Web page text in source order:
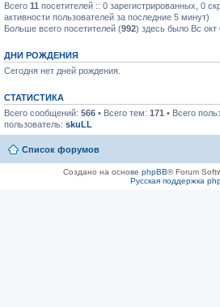
Всего 11 посетителей :: 0 зарегистрированных, 0
активности пользователей за последние 5 минут)
Больше всего посетителей (992) здесь было Вс окт
ДНИ РОЖДЕНИЯ
Сегодня нет дней рождения.
СТАТИСТИКА
Всего сообщений: 566 • Всего тем: 171 • Всего
пользователь: skuLL
Список форумов
Создано на основе phpBB® Forum
Русская поддержка